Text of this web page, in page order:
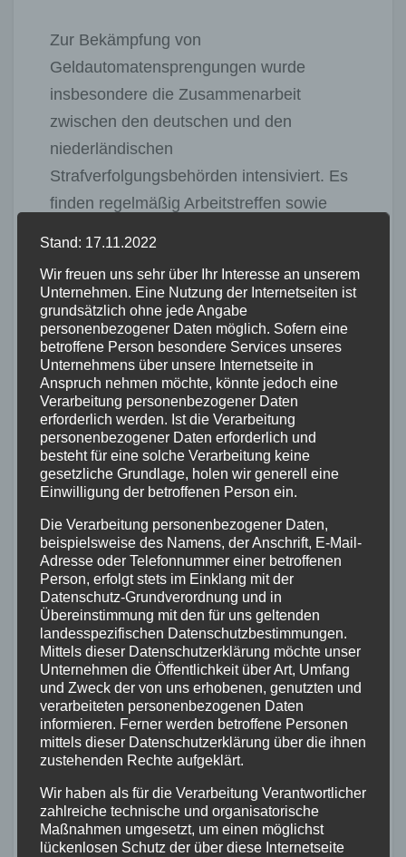
Zur Bekämpfung von
Geldautomatensprengungen wurde
insbesondere die Zusammenarbeit
zwischen den deutschen und den
niederländischen
Strafverfolgungsbehörden intensiviert. Es
finden regelmäßig Arbeitstreffen sowie
Einbeziehung europäischer Partner, statt.
Gleichzeitig gibt es auf Bundes- und
Landesebene verschiedene Initiativen, die
gemeinsam mit den
Geldautomatenbetreibern auf verstärkte
Präventionsmaßnahmen in Deutschland
hinwirken. Denn vor allem die erneute
Zunahme der festgestellten Beuteschäden
deutet darauf hin, dass die bisherigen
Präventionsmaßnahmen der Geldinstitute
und der Geldautomatenhersteller noch
nicht ausreichen.
Weitere Informationen finden Sie im
aktuelle Bundeslagebild „Angriffe auf
Geldautomaten“ 2021 unter:
https://www.bka.de/SharedDocs/Downloa
ds/DE/Publikationen/JahresberichteUndLa
gebilder/AngriffeGeldautomaten/angriffeG
eldautomatenBundeslagebild2021.html
(PM BKA)
Stand: 17.11.2022
Wir freuen uns sehr über Ihr Interesse an unserem
Unternehmen. Eine Nutzung der Internetseiten ist
grundsätzlich ohne jede Angabe
personenbezogener Daten möglich. Sofern eine
betroffene Person besondere Services unseres
Unternehmens über unsere Internetseite in
Anspruch nehmen möchte, könnte jedoch eine
Verarbeitung personenbezogener Daten
erforderlich werden. Ist die Verarbeitung
personenbezogener Daten erforderlich und
besteht für eine solche Verarbeitung keine
gesetzliche Grundlage, holen wir generell eine
Einwilligung der betroffenen Person ein.
Die Verarbeitung personenbezogener Daten,
beispielsweise des Namens, der Anschrift, E-Mail-
Adresse oder Telefonnummer einer betroffenen
Person, erfolgt stets im Einklang mit der
Datenschutz-Grundverordnung und in
Übereinstimmung mit den für uns geltenden
landesspezifischen Datenschutzbestimmungen.
Mittels dieser Datenschutzerklärung möchte unser
Unternehmen die Öffentlichkeit über Art, Umfang
und Zweck der von uns erhobenen, genutzten und
verarbeiteten personenbezogenen Daten
informieren. Ferner werden betroffene Personen
mittels dieser Datenschutzerklärung über die ihnen
zustehenden Rechte aufgeklärt.
Wir haben als für die Verarbeitung Verantwortlicher
zahlreiche technische und organisatorische
Maßnahmen umgesetzt, um einen möglichst
lückenlosen Schutz der über diese Internetseite